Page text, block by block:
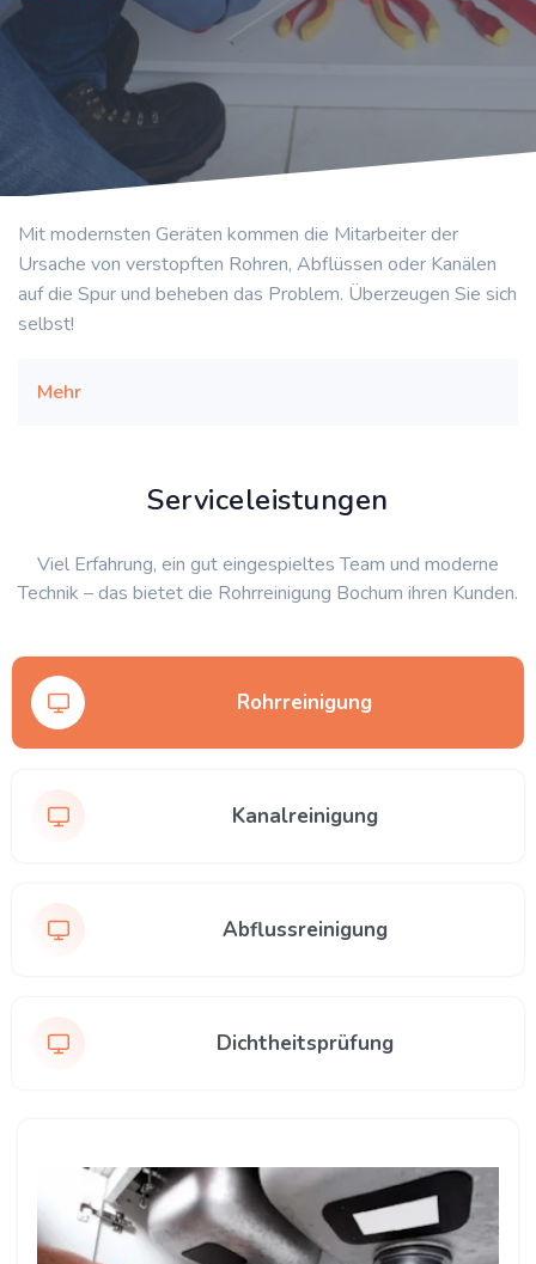
Mit modernsten Geräten kommen die Mitarbeiter der
Ursache von verstopften Rohren, Abflüssen oder Kanälen
auf die Spur und beheben das Problem. Überzeugen Sie sich
selbst!
Mehr
Serviceleistungen
Viel Erfahrung, ein gut eingespieltes Team und moderne
Technik – das bietet die Rohrreinigung Bochum ihren Kunden.
Rohrreinigung
Kanalreinigung
Abflussreinigung
Dichtheitsprüfung